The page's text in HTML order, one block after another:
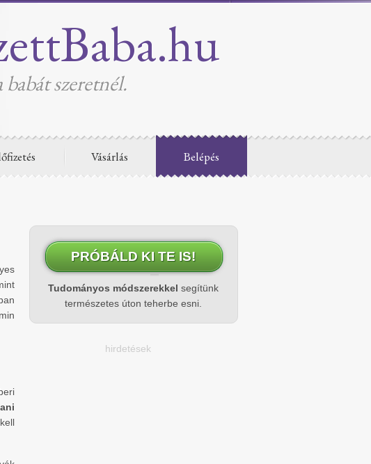
szeretnél.
Vásárlás Belépés
PRÓBÁLD KI TE IS!
Tudományos módszerekkel segítünk
természetes úton teherbe esni.
hirdetések